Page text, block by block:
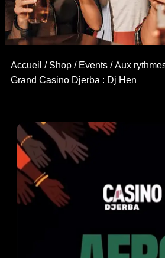
Accueil / Shop / Events /Aux
Grand Casino Djerba : Dj Hen